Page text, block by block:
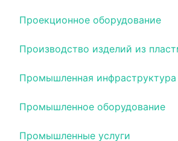
Проекционное оборудование
Производство изделий из
Промышленная инфраструктура
Промышленное оборудование
Промышленные услуги